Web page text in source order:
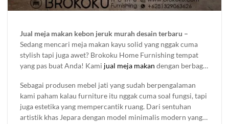
Jual meja makan kebon jeruk murah desain terbaru –
Sedang mencari meja makan kayu solid yang nggak cuma
stylish tapi juga awet? Brokoku Home Furnishing tempat
yang pas buat Anda! Kami jual meja makan dengan berbagai
meliki bergam koleksi set meja makan jepara yang di buat
menggunakan kayu solid berkualitas dengan set 4 kursi, 6
kursi 8 kursi bahkan bisa di custom sesuai kebutuhan dan
space ruangan anda, cocok di gunakan untuk rumah pribadi
Sebagai produsen mebel jati yang sudah berpengalaman
kami paham kalau furniture itu nggak cuma soal fungsi, tapi
juga estetika yang mempercantik ruang. Dari sentuhan
artistik khas Jepara dengan model minimalis modern yang